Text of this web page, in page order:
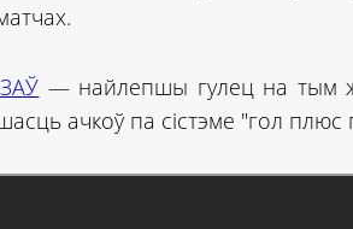
— найлепшы гулец на тым
ачкоў па сістэме "гол плюс